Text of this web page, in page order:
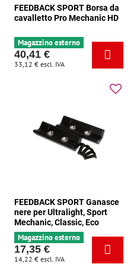
FEEDBACK SPORT Borsa da
cavalletto Pro Mechanic HD
Magazzino esterno
40,41 €
33,12 € escl. IVA
FEEDBACK SPORT Ganasce
nere per Ultralight, Sport
Mechanic, Classic, Eco
Magazzino esterno
17,35 €
14,22 € escl. IVA